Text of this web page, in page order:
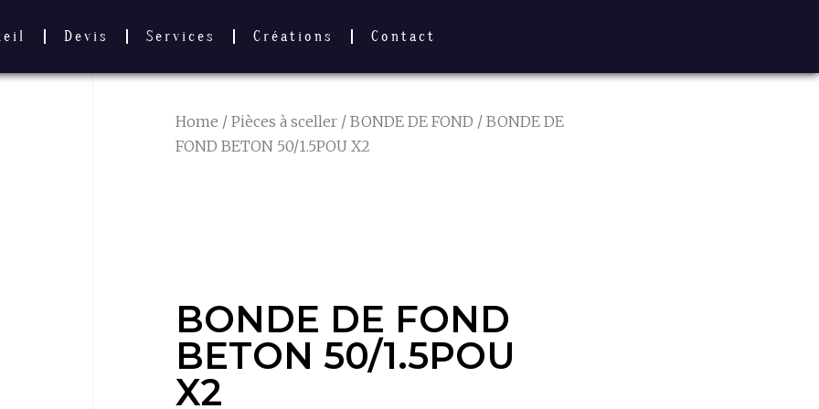
Devis Services Créations Contact
Home / Pièces à sceller / BONDE DE FOND / BONDE DE
FOND BETON 50/1.5POU X2
BONDE DE FOND
BETON 50/1.5POU
X2